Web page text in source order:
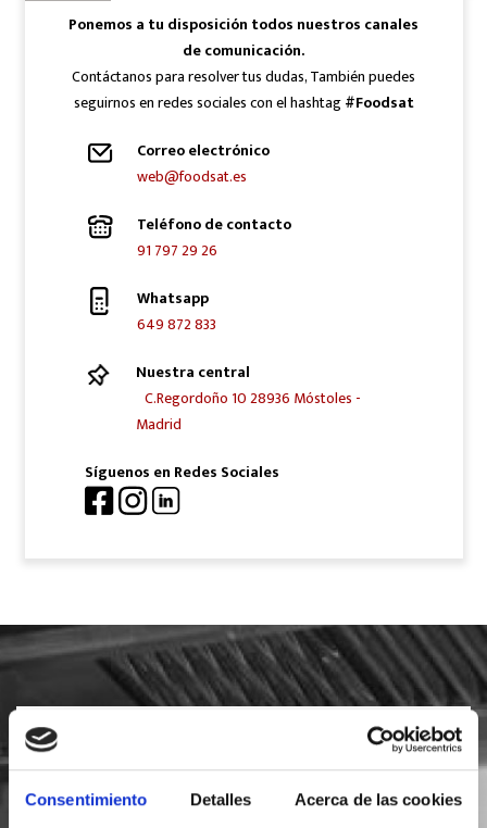
Consentimiento Detalles Acerca de las cookies
Ponemos a tu disposición todos nuestros canales
de comunicación.
Contáctanos para resolver tus dudas, También puedes
seguirnos en redes sociales con el hashtag#Foodsat
Correo electrónico
web@foodsat.es
Teléfono de contacto
91 797 29 26
Whatsapp
649 872 833
Nuestra central
C.Regordoño 10 28936 Móstoles -
Madrid
Síguenos en Redes Sociales
SOLICITA INFORMACIÓN